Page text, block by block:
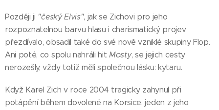
Později ji "český Elvis", jak se Zichovi pro jeho
rozpoznatelnou barvu hlasu i charismatický projev
přezdívalo, obsadil také do své nově vzniklé skupiny Flop.
Ani poté, co spolu nahráli hitMosty, se jejich cesty
nerozešly, vždy totiž měli společnou lásku: kytaru.
Když Karel Zich v roce 2004 tragicky zahynul při
potápění během dovolené na Korsice, jeden z jeho